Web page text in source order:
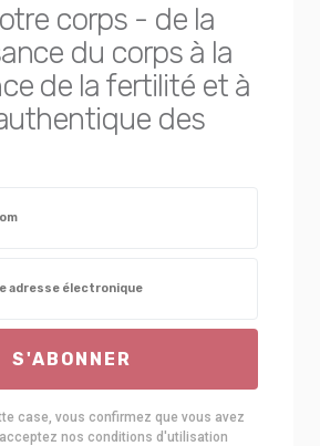
corps - de la
du corps à la
de la fertilité et à
des
S'ABONNER
case, vous confirmez que vous avez
nos conditions d'utilisation